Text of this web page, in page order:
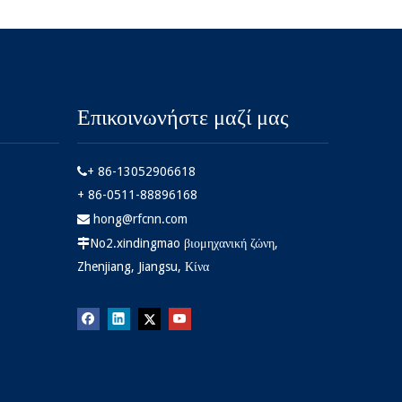
Επικοινωνήστε μαζί μας
+ 86-13052906618
+ 86-0511-88896168
 hong@rfcnn.com
No2.xindingmao βιομηχανική ζώνη,
Zhenjiang, Jiangsu, Κίνα